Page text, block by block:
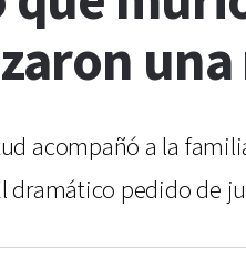
una
acompañó a la
dramático pedido de